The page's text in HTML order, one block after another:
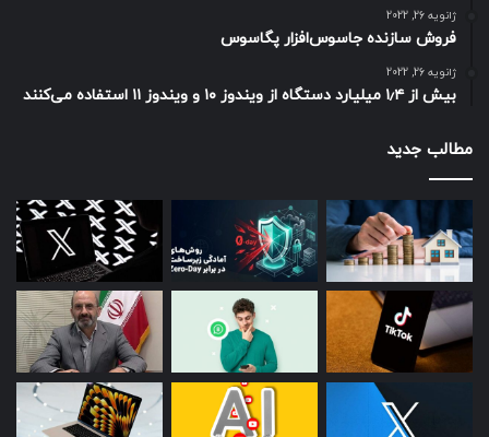
ژانویه 26, 2022
فروش سازنده جاسوس‌افزار پگاسوس
ژانویه 26, 2022
بیش از ۱٫۴ میلیارد دستگاه از ویندوز ۱۰ و ویندوز ۱۱ استفاده می‌کنند
مطالب جدید